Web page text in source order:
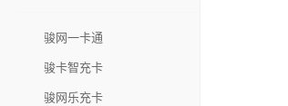
骏网一卡通
骏卡智充卡
骏网乐充卡